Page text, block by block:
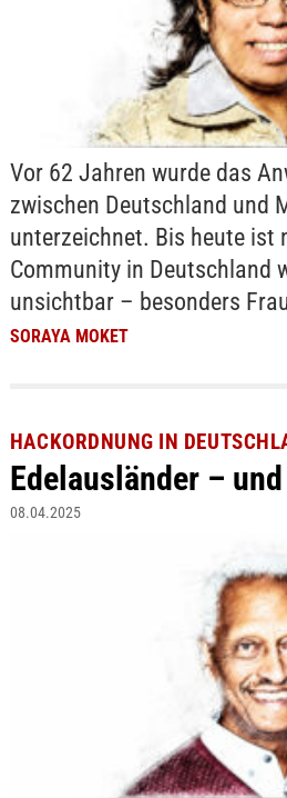
Vor 62 Jahren wurde das
zwischen Deutschland und
unterzeichnet. Bis heute ist
Community in Deutschland
unsichtbar – besonders
SORAYA MOKET
HACKORDNUNG IN
Edelausländer –
08.04.2025